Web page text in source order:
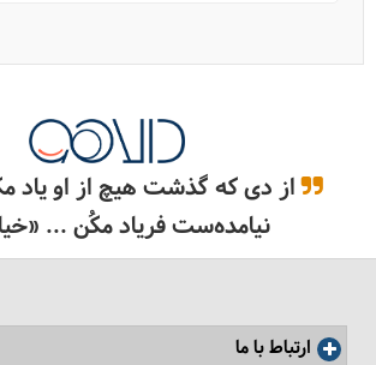
از دی که گذشت هیچ از او یاد
نیامده‌ست فریاد مکُن ...
ارتباط با ما